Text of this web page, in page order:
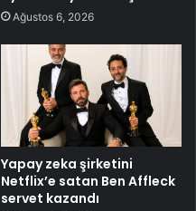
Ağustos 6, 2026
Yapay zeka şirketini
Netflix’e satan Ben Affleck
servet kazandı